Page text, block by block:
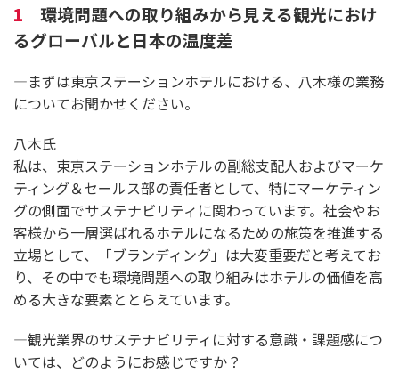
1 環境問題への取り組みから見える観光におけ
るグローバルと日本の温度差
―まずは東京ステーションホテルにおける、八木様の業務
についてお聞かせください。
八木氏
私は、東京ステーションホテルの副総支配人およびマーケ
ティング＆セールス部の責任者として、特にマーケティン
グの側面でサステナビリティに関わっています。社会やお
客様から一層選ばれるホテルになるための施策を推進する
立場として、「ブランディング」は大変重要だと考えてお
り、その中でも環境問題への取り組みはホテルの価値を高
める大きな要素ととらえています。
―観光業界のサステナビリティに対する意識・課題感につ
いては、どのようにお感じですか？